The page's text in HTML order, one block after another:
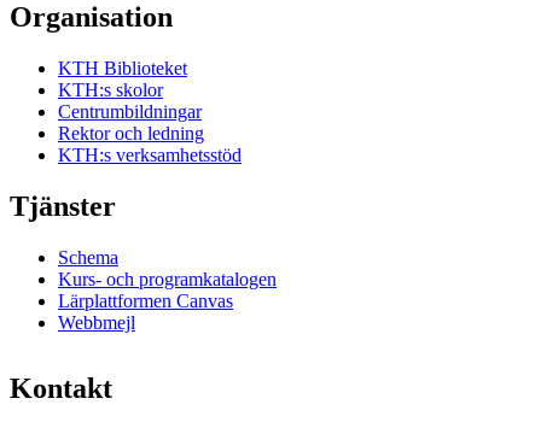
Organisation
KTH Biblioteket
KTH:s skolor
Centrumbildningar
Rektor och ledning
KTH:s verksamhetsstöd
Tjänster
Schema
Kurs- och programkatalogen
Lärplattformen Canvas
Webbmejl
Kontakt